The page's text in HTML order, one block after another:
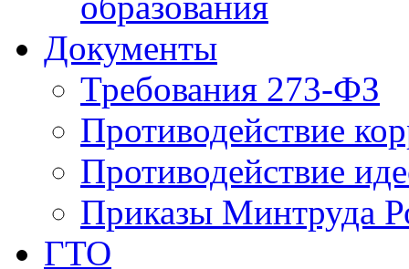
Документы
Требования 273-ФЗ
Противодействие
Противодействие
Приказы Минтруда
ГТО